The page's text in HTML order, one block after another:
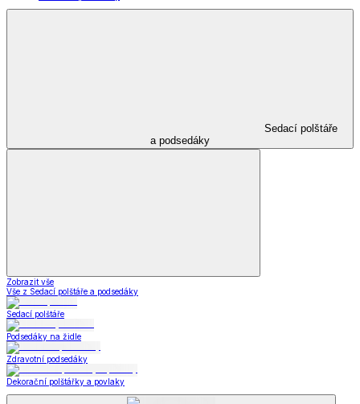
Sedací polštáře
a podsedáky
Zobrazit vše
Vše z Sedací polštáře a podsedáky
Sedací polštáře
Podsedáky na židle
Zdravotní podsedáky
Dekorační polštářky a povlaky